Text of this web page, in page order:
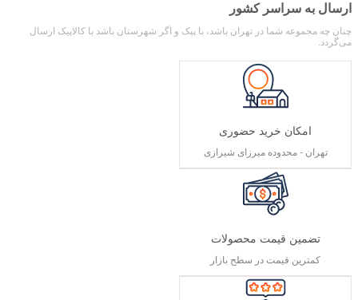
ارسال به سراسر کشور
چنان چه مجموعه شما در تهران باشد، با پیک و اگر شهرستان باشد با کالاپیک ارسال
می‌گردد.
امکان خرید حضوری
تهران - محدوده میرزای شیرازی
تضمین قیمت محصولات
کمترین قیمت در سطح بازار